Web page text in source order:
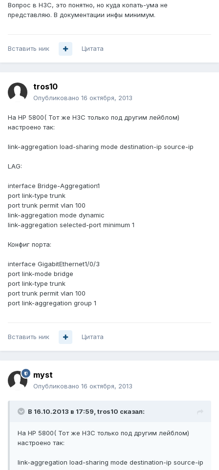
Вопрос в H3C, это понятно, но куда копать-ума не
представляю. В документации инфы минимум.
Вставить ник Цитата
tros10
Опубликовано 16 октября, 2013
На HP 5800( Тот же H3C только под другим лейблом)
настроено так:
link-aggregation load-sharing mode destination-ip source-ip
LAG:
interface Bridge-Aggregation1
port link-type trunk
port trunk permit vlan 100
link-aggregation mode dynamic
link-aggregation selected-port minimum 1
Конфиг порта:
interface GigabitEthernet1/0/3
port link-mode bridge
port link-type trunk
port trunk permit vlan 100
port link-aggregation group 1
Вставить ник Цитата
myst
Опубликовано 16 октября, 2013
В 16.10.2013 в 17:59, tros10 сказал:
На HP 5800( Тот же H3C только под другим лейблом)
настроено так:
link-aggregation load-sharing mode destination-ip source-ip